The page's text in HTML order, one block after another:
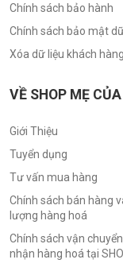
Chính sách bảo hành
Chính sách bảo mật
Xóa dữ liệu khách hàng
VỀ SHOP MẸ
Giới Thiệu
Tuyển dụng
Tư vấn mua hàng
Chính sách bán hàng
lượng hàng hoá
Chính sách vận
nhận hàng hoá tại